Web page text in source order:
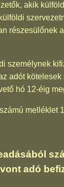
akik
részesülőnek
személynek
adót
hó 12-éig
melléklet
adó